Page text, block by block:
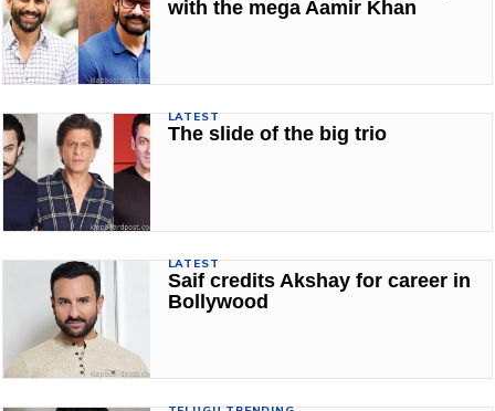
with the mega Aamir Khan
LATEST
The slide of the big trio
LATEST
Saif credits Akshay for career in
Bollywood